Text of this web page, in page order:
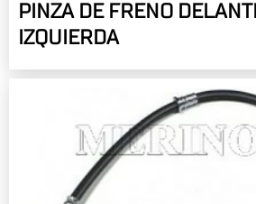
PINZA DE FRENO
IZQUIERDA